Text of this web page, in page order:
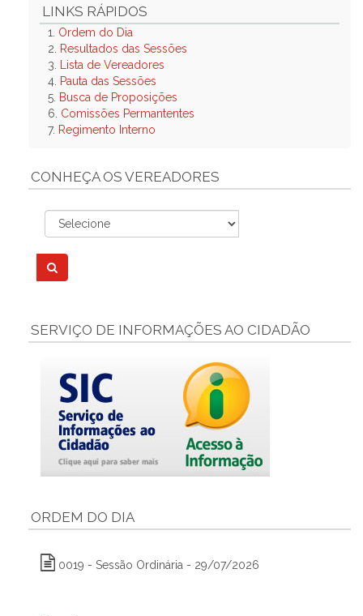
LINKS RÁPIDOS
1. Ordem do Dia
2.
Resultados das Sessões
3.
Lista de Vereadores
4. Pauta das Sessões
5. Busca de Proposições
6. Comissões Permantentes
7. Regimento Interno
CONHEÇA OS VEREADORES
SERVIÇO DE INFORMAÇÕES AO CIDADÃO
ORDEM DO DIA
0019 - Sessão Ordinária - 29/07/2026